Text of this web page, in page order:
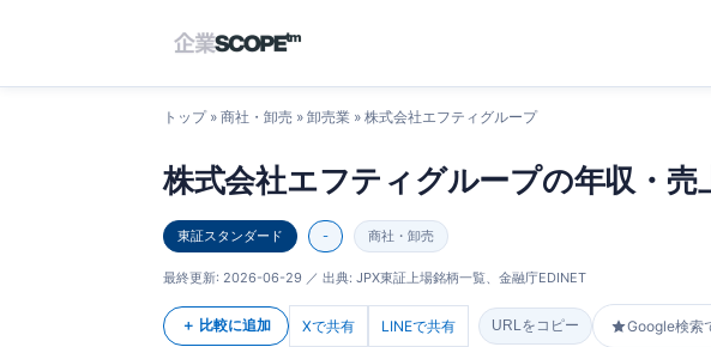
トップ» 商社・卸売 » 卸売業 » 株式会社エフティグループ
株式会社エフティグループの年収・売
東証スタンダード - 商社・卸売
最終更新: 2026-06-29 ／ 出典: JPX東証上場銘柄一覧、金融庁EDINET
＋ 比較に追加 Xで共有 LINEで共有 URLをコピー Google検索